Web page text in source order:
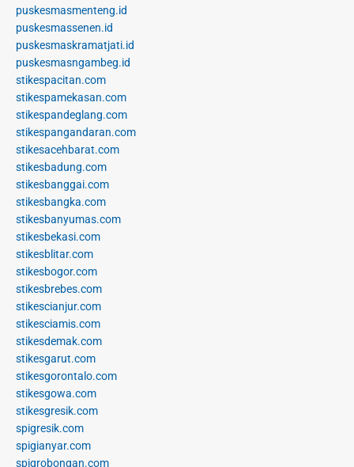
puskesmasmenteng.id
puskesmassenen.id
puskesmaskramatjati.id
puskesmasngambeg.id
stikespacitan.com
stikespamekasan.com
stikespandeglang.com
stikespangandaran.com
stikesacehbarat.com
stikesbadung.com
stikesbanggai.com
stikesbangka.com
stikesbanyumas.com
stikesbekasi.com
stikesblitar.com
stikesbogor.com
stikesbrebes.com
stikescianjur.com
stikesciamis.com
stikesdemak.com
stikesgarut.com
stikesgorontalo.com
stikesgowa.com
stikesgresik.com
spigresik.com
spigianyar.com
spigrobongan.com